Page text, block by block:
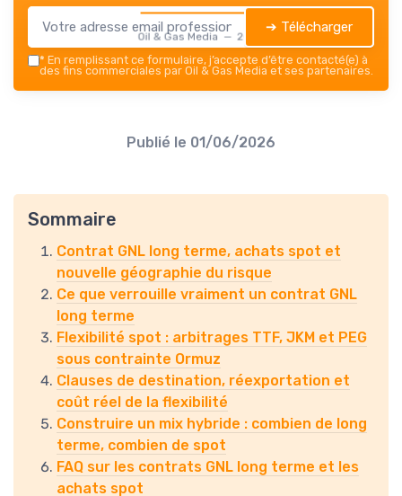
Oil & Gas Media — 2026
➔ Télécharger
* En remplissant ce formulaire, j’accepte d’être contacté(e) à
des fins commerciales par Oil & Gas Media et ses partenaires.
Publié le 01/06/2026
Sommaire
Contrat GNL long terme, achats spot et
nouvelle géographie du risque
Ce que verrouille vraiment un contrat GNL
long terme
Flexibilité spot : arbitrages TTF, JKM et PEG
sous contrainte Ormuz
Clauses de destination, réexportation et
coût réel de la flexibilité
Construire un mix hybride : combien de long
terme, combien de spot
FAQ sur les contrats GNL long terme et les
achats spot